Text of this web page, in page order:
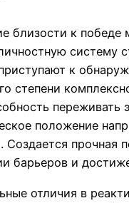
близости к победе
систему
к
степени
переживать
положение
Создается прочная
барьеров и
отличия в